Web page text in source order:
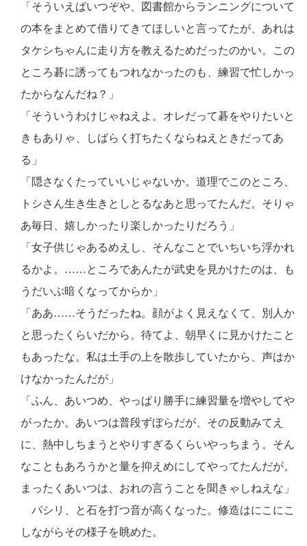
「そういえばいつぞや、図書館からランニングについて
の本をまとめて借りてきてほしいと言ってたが、あれは
タケシちゃんに走り方を教えるためだったのかい。この
ところ碁に誘ってもつれなかったのも、練習で忙しかっ
たからなんだね？」
「そういうわけじゃねえよ。オレだって碁をやりたいと
きもありゃ、しばらく打ちたくならねえときだってあ
る」
「隠さなくたっていいじゃないか。道理でこのところ、
トシさん生き生きとしとるなあと思ってたんだ。そりゃ
あ毎日、嬉しかったり楽しかったりだろう」
「女子供じゃあるめえし、そんなことでいちいち浮かれ
るかよ。……ところであんたが武史を見かけたのは、も
うだいぶ暗くなってからか」
「ああ……そうだったね。顔がよく見えなくて、別人か
と思ったくらいだから。待てよ、朝早くに見かけたこと
もあったな。私は土手の上を散歩していたから、声はか
けなかったんだが」
「ふん、あいつめ、やっぱり勝手に練習量を増やしてや
がったか。あいつは普段ずぼらだが、その反動みてえ
に、熱中しちまうとやりすぎるくらいやっちまう。そん
なこともあろうかと量を抑えめにしてやってたんだが。
まったくあいつは、おれの言うことを聞きゃしねえな」
パシリ、と石を打つ音が高くなった。修造はにこにこ
しながらその様子を眺めた。